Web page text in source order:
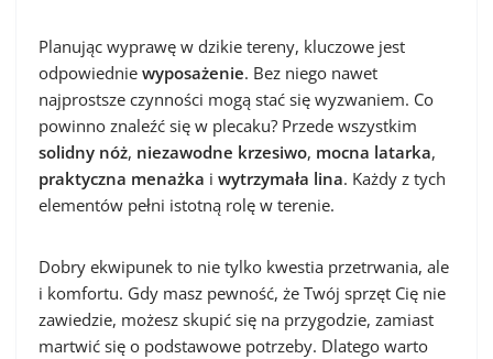
Planując wyprawę w dzikie tereny, kluczowe jest
odpowiednie wyposażenie. Bez niego nawet
najprostsze czynności mogą stać się wyzwaniem. Co
powinno znaleźć się w plecaku? Przede wszystkim
solidny nóż, niezawodne krzesiwo, mocna latarka,
praktyczna menażka i wytrzymała lina. Każdy z tych
elementów pełni istotną rolę w terenie.
Dobry ekwipunek to nie tylko kwestia przetrwania, ale
i komfortu. Gdy masz pewność, że Twój sprzęt Cię nie
zawiedzie, możesz skupić się na przygodzie, zamiast
martwić się o podstawowe potrzeby. Dlatego warto